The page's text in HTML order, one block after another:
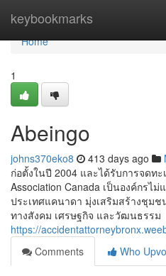
keybookmarks
Home
Home
1
Abeingo
johns370eko8 413 days ago
ก่อตั้งในปี 2004 และได้รับการจดท
Association Canada เป็นองค์กรไ
ประเทศแคนาดา มุ่งเสริมสร้างชุม
ทางสังคม เศรษฐกิจ และวัฒนธรรม
https://
Comments
Who